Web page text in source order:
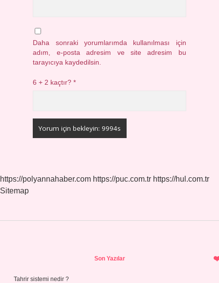
Daha sonraki yorumlarımda kullanılması için
adım, e-posta adresim ve site adresim bu
tarayıcıya kaydedilsin.
6 + 2 kaçtır?*
https://polyannahaber.com https://puc.com.tr https://hul.com.tr
Sitemap
Son Yazılar
Tahrir sistemi nedir ?